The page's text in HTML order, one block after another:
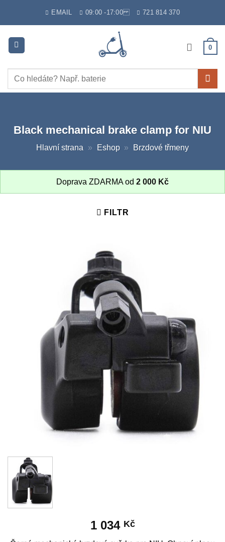
EMAIL 09:00 -17:00 721 814 370
0
Hledat:
Black mechanical brake clamp for NIU
Hlavní strana » Eshop » Brzdové třmeny
Doprava ZDARMA od 2 000 Kč
FILTR
1 034 Kč